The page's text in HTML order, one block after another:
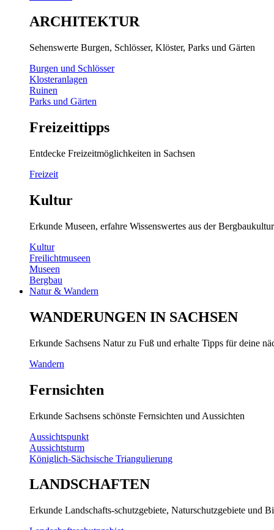
ARCHITEKTUR
Sehenswerte Burgen, Schlösser, Klöster, Parks und Gärten
Burgen und Schlösser
Klosteranlagen
Ruinen
Parks und Gärten
Freizeittipps
Entdecke Freizeitmöglichkeiten in Sachsen
Freizeit
Kultur
Erkunde Museen, erfahre Wissenswertes aus der
Kultur
Freilichtmuseen
Museen
Bergbau
Natur & Wandern
WANDERUNGEN IN SACHSEN
Erkunde Sachsens Natur zu Fuß und erhalte Tipps für deine
Wandern
Fernsichten
Erkunde Sachsens schönste Fernsichten und Aussichten
Aussichtspunkt
Aussichtsturm
Königlich-Sächsische Triangulierung
LANDSCHAFTEN
Erkunde Landschafts-schutzgebiete, Naturschutzgebiete und